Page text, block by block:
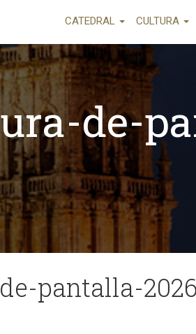
CATEDRAL CULTURA
de-
pantalla-